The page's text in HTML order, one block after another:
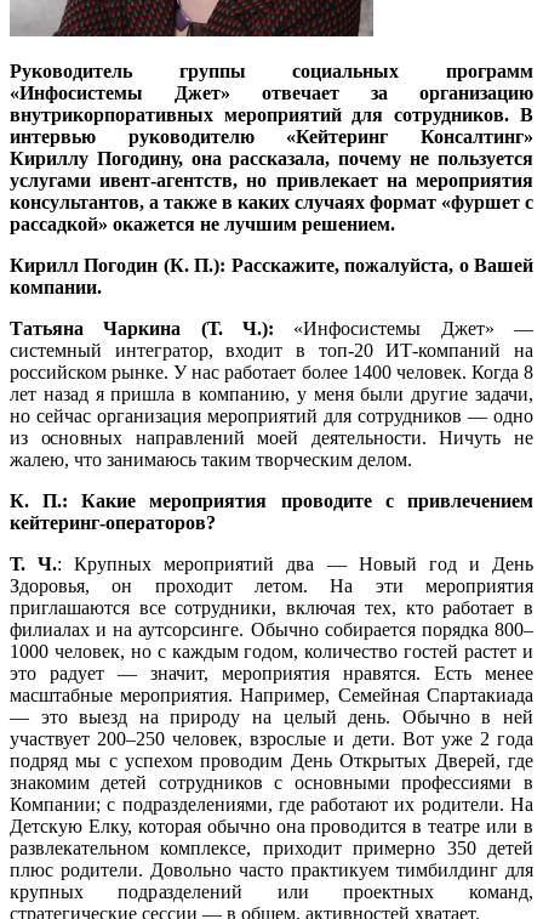
Руководитель группы социальных программ
«Инфосистемы Джет» отвечает за организацию
внутрикорпоративных мероприятий для сотрудников. В
интервью руководителю «Кейтеринг Консалтинг»
Кириллу Погодину, она рассказала, почему не пользуется
услугами ивент-агентств, но привлекает на мероприятия
консультантов, а также в каких случаях формат «фуршет с
рассадкой» окажется не лучшим решением.
Кирилл Погодин (К. П.): Расскажите, пожалуйста, о Вашей
компании.
Татьяна Чаркина (Т. Ч.): «Инфосистемы Джет» —
системный интегратор, входит в топ-20 ИТ-компаний на
российском рынке. У нас работает более 1400 человек. Когда 8
лет назад я пришла в компанию, у меня были другие задачи,
но сейчас организация мероприятий для сотрудников — одно
из основных направлений моей деятельности. Ничуть не
жалею, что занимаюсь таким творческим делом.
К. П.: Какие мероприятия проводите с привлечением
кейтеринг-операторов?
Т. Ч.: Крупных мероприятий два — Новый год и День
Здоровья, он проходит летом. На эти мероприятия
приглашаются все сотрудники, включая тех, кто работает в
филиалах и на аутсорсинге. Обычно собирается порядка 800–
1000 человек, но с каждым годом, количество гостей растет и
это радует — значит, мероприятия нравятся. Есть менее
масштабные мероприятия. Например, Семейная Спартакиада
— это выезд на природу на целый день. Обычно в ней
участвует 200–250 человек, взрослые и дети. Вот уже 2 года
подряд мы с успехом проводим День Открытых Дверей, где
знакомим детей сотрудников с основными профессиями в
Компании; с подразделениями, где работают их родители. На
Детскую Елку, которая обычно она проводится в театре или в
развлекательном комплексе, приходит примерно 350 детей
плюс родители. Довольно часто практикуем тимбилдинг для
крупных подразделений или проектных команд,
стратегические сессии — в общем, активностей хватает.